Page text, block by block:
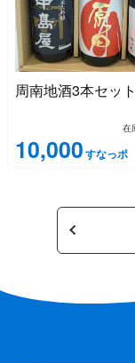
周南地酒3本セット
在
10,000すなっポ